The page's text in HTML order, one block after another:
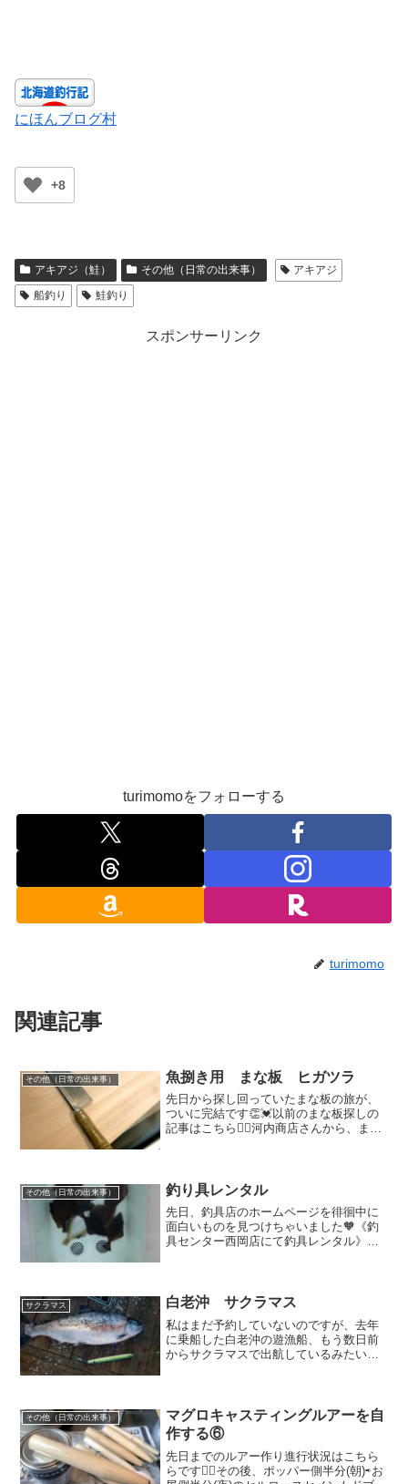
にほんブログ村
+8
アキアジ（鮭） その他（日常の出来事）
アキアジ
船釣り
鮭釣り
スポンサーリンク
turimomoをフォローする
turimomo
関連記事
その他（日常の出来事） 魚捌き用 まな板 ヒガツラ
先日から探し回っていたまな板の旅が、
ついに完結です👏💓以前のまな板探しの
記事はこちら💁‍♀️河内商店さんから、まな
していたので...
その他（日常の出来事） 釣り具レンタル
先日、釣具店のホームページを徘徊中に
面白いものを見つけちゃいました🧡《釣
具センター西岡店にて釣具レンタル》記
タラ、ブリ、ヤ...
サクラマス 白老沖 サクラマス
私はまだ予約していないのですが、去年
に乗船した白老沖の遊漁船、もう数日前
からサクラマスで出航しているみたいで
がバンバン来るの...
その他（日常の出来事）
マグロキャスティングルアーを自
作する⑥
先日までのルアー作り進行状況はこちら
らです💁‍♀️その後、ポッパー側半分(朝)⇨お